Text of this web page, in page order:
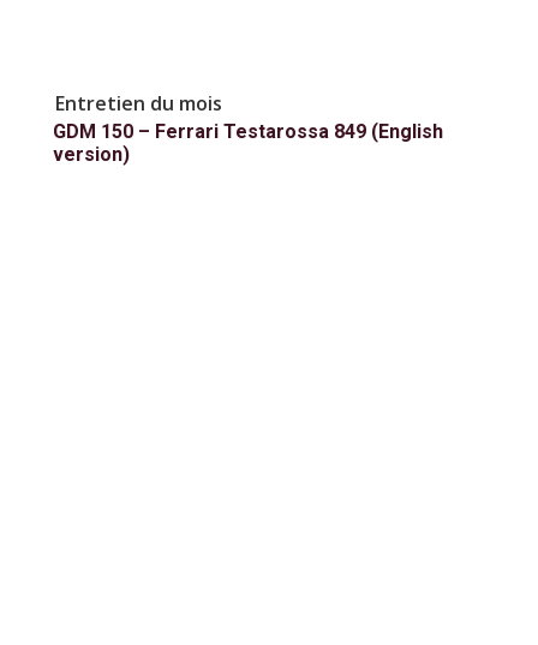
Entretien du mois
GDM 150 – Ferrari Testarossa 849 (English
version)